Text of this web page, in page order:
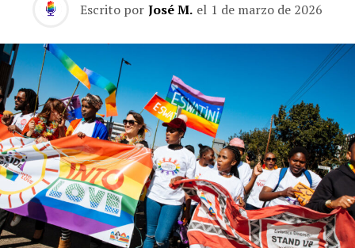
Escrito por José M. el 1 de marzo de 2026